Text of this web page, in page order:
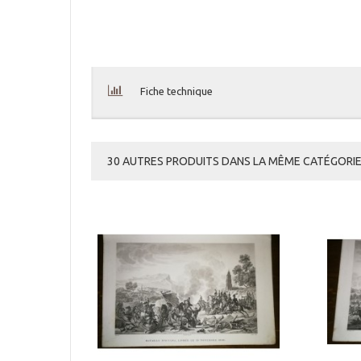
Fiche technique
30 AUTRES PRODUITS DANS LA MÊME